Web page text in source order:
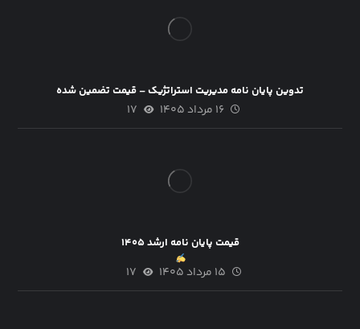
تدوین پایان نامه مدیریت استراتژیک – قیمت تضمین شده
۱۶ مرداد ۱۴۰۵ ۱۷
قیمت پایان نامه ارشد ۱۴۰۵
۱۵ مرداد ۱۴۰۵ ۱۷